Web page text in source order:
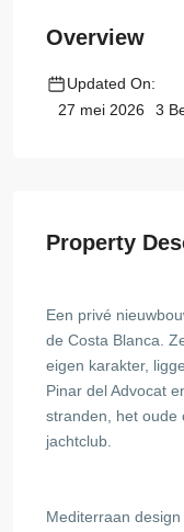
Overview
Updated On:
27 mei 2026
3
Property
Een privé
de Costa Blanca.
eigen karakter,
Pinar del Advocat
stranden, het oude
jachtclub.
Mediterraan